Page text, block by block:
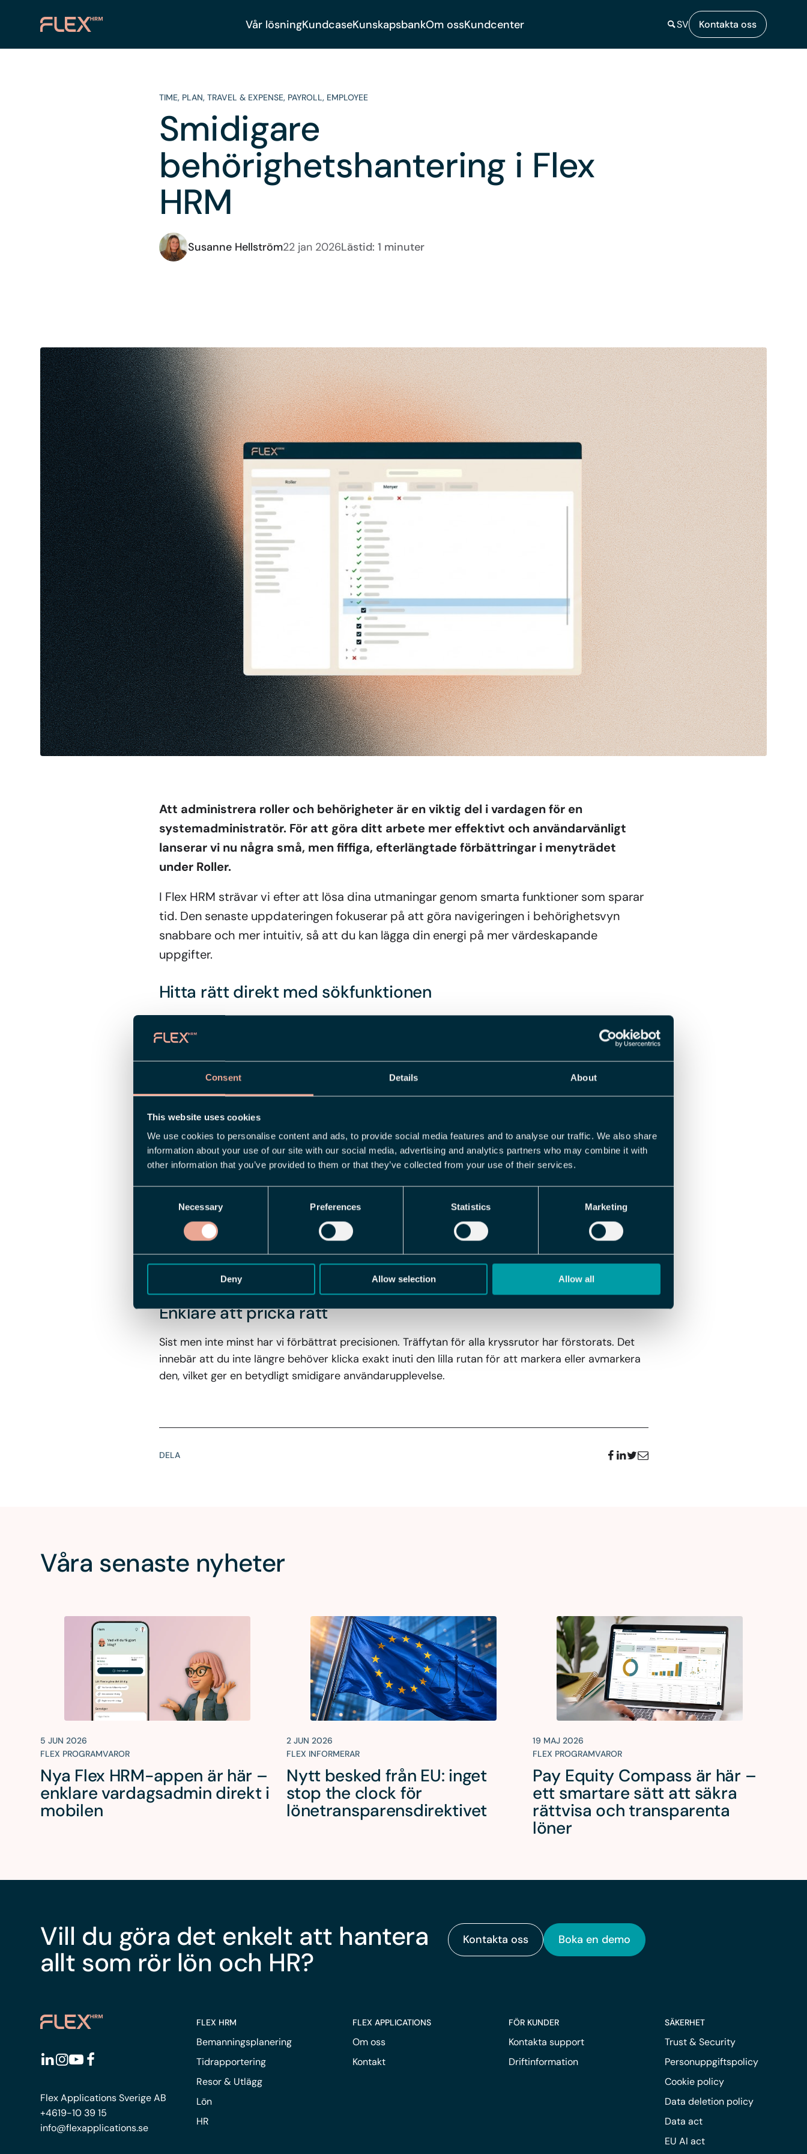
Consent Details About
This website uses cookies
We use cookies to personalise content and ads, to provide social media features and to analyse our traffic. We also share
information about your use of our site with our social media, advertising and analytics partners who may combine it with
other information that you’ve provided to them or that they’ve collected from your use of their services.
Necessary Preferences Statistics Marketing
Deny Allow selection Allow all
Vår lösningKundcaseKunskapsbankOm ossKundcenter SV Kontakta oss
TIME, PLAN, TRAVEL & EXPENSE, PAYROLL, EMPLOYEE
Smidigare
behörighetshantering i Flex
HRM
Susanne Hellström22 jan 2026Lästid: 1 minuter
Att administrera roller och behörigheter är en viktig del i vardagen för en
systemadministratör. För att göra ditt arbete mer effektivt och användarvänligt
lanserar vi nu några små, men fiffiga, efterlängtade förbättringar i menyträdet
under Roller.
I Flex HRM strävar vi efter att lösa dina utmaningar genom smarta funktioner som sparar
tid. Den senaste uppdateringen fokuserar på att göra navigeringen i behörighetsvyn
snabbare och mer intuitiv, så att du kan lägga din energi på mer värdeskapande
uppgifter.
Hitta rätt direkt med sökfunktionen
specifika noder i menyträdet. För att underlätta förståelsen för nodens sammanhang har vi lagt till
automatiskt. På så sätt ser du direkt var noden är placerad och vilka kringliggande val som
Snabbmeny och flerval för effektivare administration
Vi har även introducerat verktyg som minskar antalet klick:
sidopaneler för enkla ändringar.
Markera flera noder:
Nu kan du markera flera noder samtidigt genom att hålla ner CTRL-
tangenten när du klickar på dem. Detta är särskilt användbart när du behöver uppdatera
behörigheter för en hel grupp av funktioner på en gång.
Enklare att pricka rätt
Sist men inte minst har vi förbättrat precisionen. Träffytan för alla kryssrutor har förstorats. Det
innebär att du inte längre behöver klicka exakt inuti den lilla rutan för att markera eller avmarkera
den, vilket ger en betydligt smidigare användarupplevelse.
DELA
Våra senaste nyheter
5 JUN 2026
FLEX PROGRAMVAROR
Nya Flex HRM-appen är här –
enklare vardagsadmin direkt i
mobilen
2 JUN 2026
FLEX INFORMERAR
Nytt besked från EU: inget
stop the clock för
lönetransparensdirektivet
19 MAJ 2026
FLEX PROGRAMVAROR
Pay Equity Compass är här –
ett smartare sätt att säkra
rättvisa och transparenta
löner
Vill du göra det enkelt att hantera
allt som rör lön och HR?
Kontakta oss Boka en demo
Flex Applications Sverige AB
+4619-10 39 15
info@flexapplications.se
FLEX HRM
Bemanningsplanering
Tidrapportering
Resor & Utlägg
Lön
HR
FLEX APPLICATIONS
Om oss
Kontakt
FÖR KUNDER
Kontakta support
Driftinformation
SÄKERHET
Trust & Security
Personuppgiftspolicy
Cookie policy
Data deletion policy
Data act
EU AI act